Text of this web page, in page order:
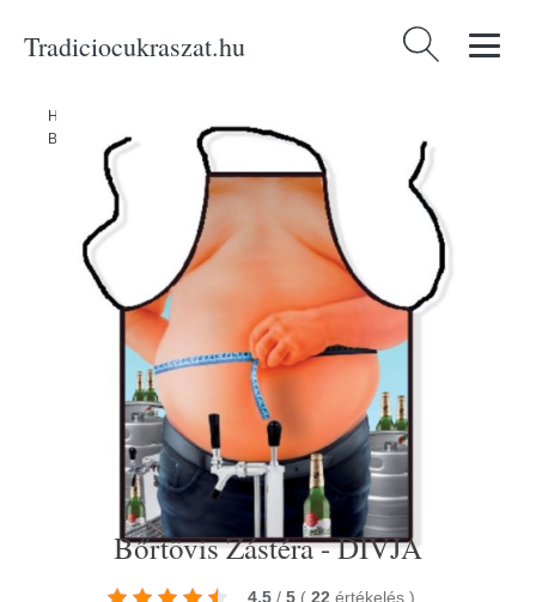
Tradiciocukraszat.hu Keresés:
Home
Bőrtövis Zástéra - DIVJA
Bőrtövis Zástéra - DIVJA
4.5 / 5 ( 22 értékelés )